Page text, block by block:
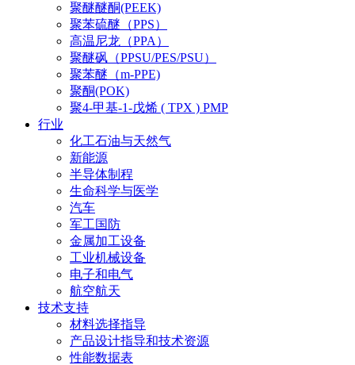
聚醚醚酮(PEEK)
聚苯硫醚（PPS）
高温尼龙（PPA）
聚醚砜（PPSU/PES/PSU）
聚苯醚（m-PPE)
聚酮(POK)
聚4-甲基-1-戊烯 ( TPX ) PMP
行业
化工石油与天然气
新能源
半导体制程
生命科学与医学
汽车
军工国防
金属加工设备
工业机械设备
电子和电气
航空航天
技术支持
材料选择指导
产品设计指导和技术资源
性能数据表